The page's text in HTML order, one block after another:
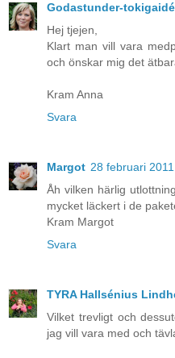
Godastunder-
Hej tjejen,
Klart man vill vara
och önskar mig det
Kram Anna
Svara
Margot 28 februari
Åh vilken härlig
mycket läckert i de
Kram Margot
Svara
TYRA Hallsénius
Vilket trevligt och
jag vill vara med och